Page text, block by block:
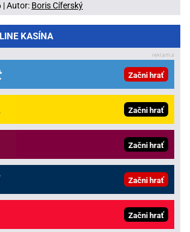
| Autor: Boris Cíferský
KASÍNA
Začni hrať
Začni hrať
Začni hrať
Začni hrať
Začni hrať